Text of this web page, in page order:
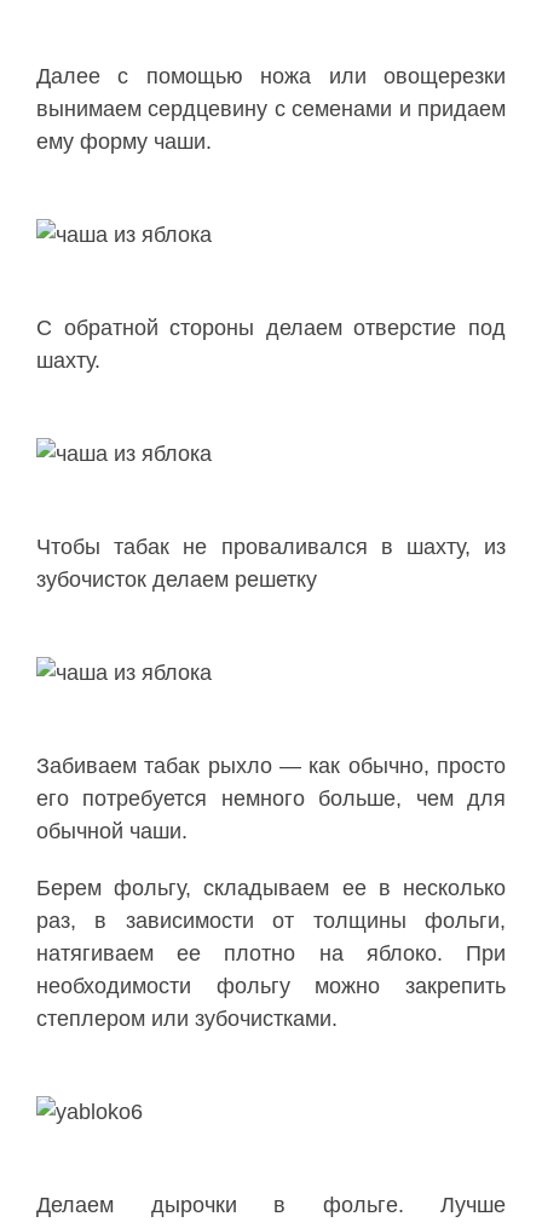
Далее с помощью ножа или овощерезки
вынимаем сердцевину с семенами и придаем
ему форму чаши.
С обратной стороны делаем отверстие под
шахту.
Чтобы табак не проваливался в шахту, из
зубочисток делаем решетку
Забиваем табак рыхло — как обычно, просто
его потребуется немного больше, чем для
обычной чаши.
Берем фольгу, складываем ее в несколько
раз, в зависимости от толщины фольги,
натягиваем ее плотно на яблоко. При
необходимости фольгу можно закрепить
степлером или зубочистками.
Делаем дырочки в фольге. Лучше